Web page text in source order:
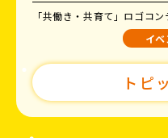
「共働き・共育て」ロゴコ
イ
トピ